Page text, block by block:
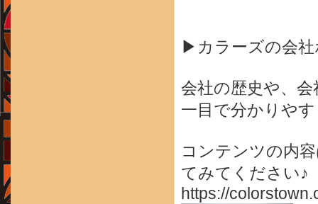
▶カラーズの会
会社の歴史や、
一目で分かりや
コンテンツの内
てみてください♪
https://